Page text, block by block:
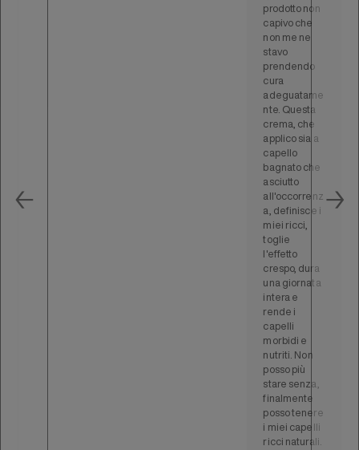
prodotto non
capivo che
non me ne
stavo
prendendo
cura
adeguatame
nte. Questa
crema, che
applico sia a
capello
bagnato che
asciutto
all'occorrenz
a, definisce i
miei ricci,
toglie
l'effetto
crespo, dura
una giornata
intera e
rende i
capelli
morbidi e
nutriti. Non
posso più
stare senza,
finalmente
posso tenere
i miei capelli
ricci naturali.
← →